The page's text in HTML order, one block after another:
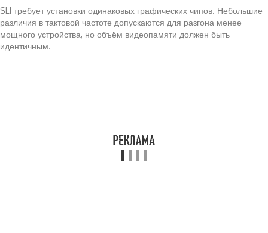
SLI требует установки одинаковых графических чипов. Небольшие
различия в тактовой частоте допускаются для разгона менее
мощного устройства, но объём видеопамяти должен быть
идентичным.